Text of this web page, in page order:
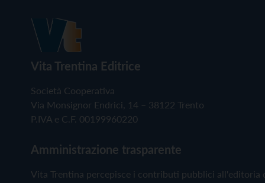
Vita Trentina Editrice
Società Cooperativa
Via Monsignor Endrici, 14 – 38122 Trento
P.IVA e C.F. 00199960220
Amministrazione trasparente
Vita Trentina percepisce i contributi pubblici all'editoria